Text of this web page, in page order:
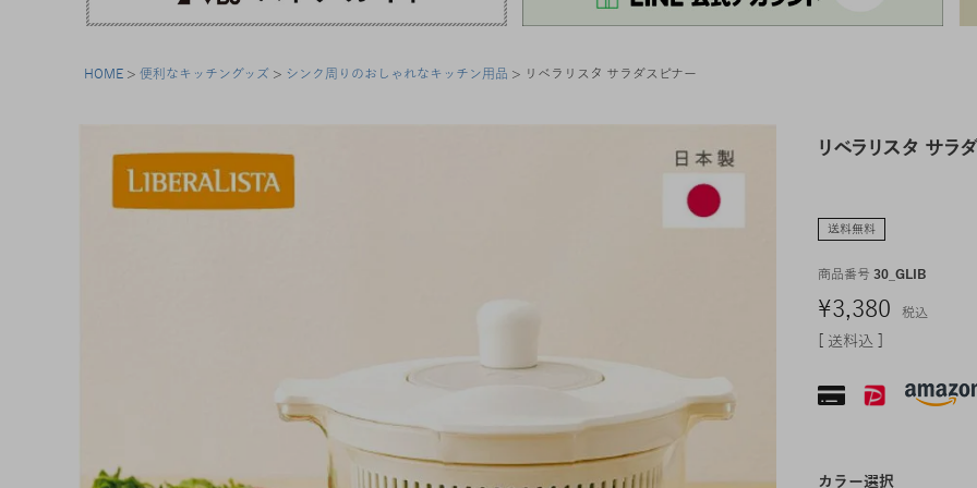
HOME 便利なキッチングッズ シンク周りのおしゃれなキッチン用品 リベラリスタ サラダスピナー
リベラリスタ サラ
送料無料
商品番号 30_GLIB
¥3,380 税込
送料込
カラー選択